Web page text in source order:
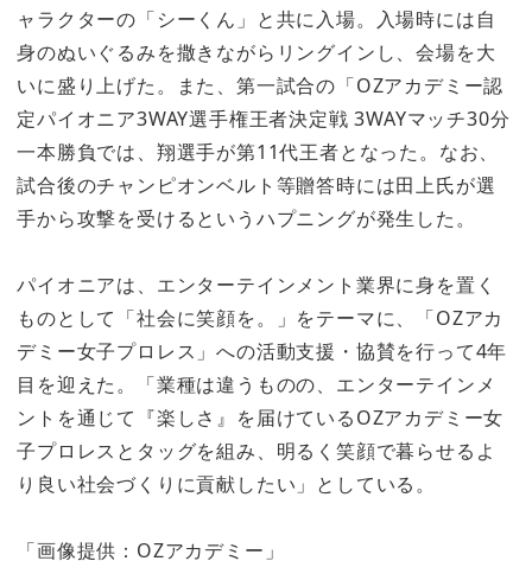
ャラクターの「シーくん」と共に入場。入場時には自
身のぬいぐるみを撒きながらリングインし、会場を大
いに盛り上げた。また、第一試合の「OZアカデミー認
定パイオニア3WAY選手権王者決定戦 3WAYマッチ30分
一本勝負では、翔選手が第11代王者となった。なお、
試合後のチャンピオンベルト等贈答時には田上氏が選
手から攻撃を受けるというハプニングが発生した。
パイオニアは、エンターテインメント業界に身を置く
ものとして「社会に笑顔を。」をテーマに、「OZアカ
デミー女子プロレス」への活動支援・協賛を行って4年
目を迎えた。「業種は違うものの、エンターテインメ
ントを通じて『楽しさ』を届けているOZアカデミー女
子プロレスとタッグを組み、明るく笑顔で暮らせるよ
り良い社会づくりに貢献したい」としている。
「画像提供：OZアカデミー」